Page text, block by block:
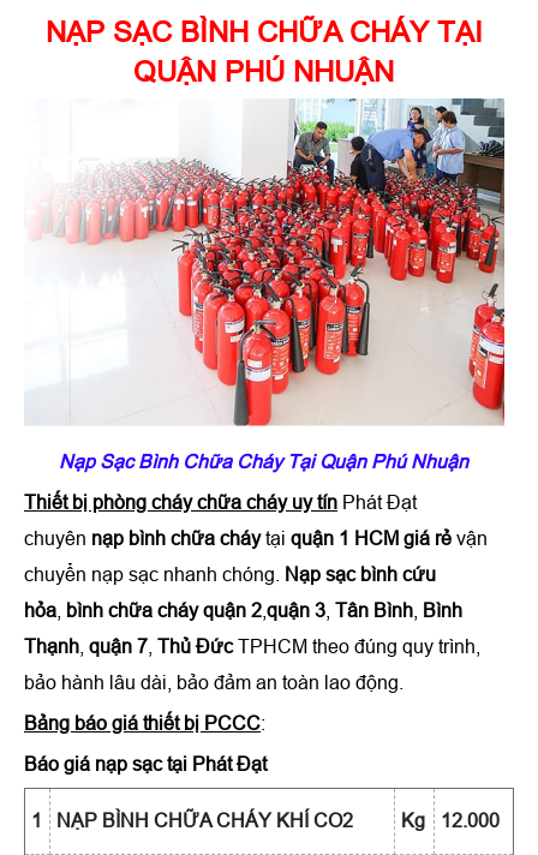
NẠP SẠC BÌNH CHỮA CHÁY TẠI
QUẬN PHÚ NHUẬN
Nạp Sạc Bình Chữa Cháy Tại Quận Phú Nhuận
Thiết bị phòng cháy chữa cháy uy tín Phát Đạt
chuyên nạp bình chữa cháytại quận 1 HCM giá rẻ vận
chuyển nạp sạc nhanh chóng.
Nạp sạc bình cứu
hỏa
bình chữa cháy quận 2 quận 3 Tân Bình
Bình
Thạnh quận 7 Thủ ĐứcTPHCM theo đúng quy trình,
bảo hành lâu dài, bảo đảm an toàn lao động.
Bảng báo giá thiết bị PCCC:
Báo giá nạp sạc tại Phát Đạt
1 NẠP BÌNH CHỮA CHÁY KHÍ CO2 Kg 12.000